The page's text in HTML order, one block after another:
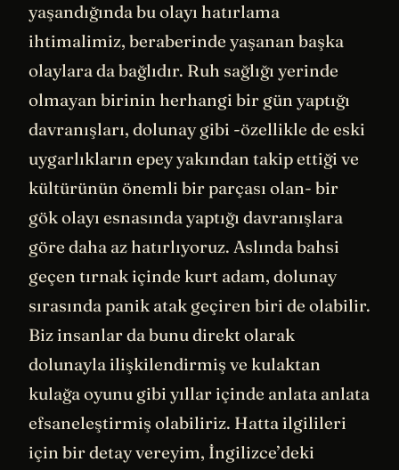
yaşandığında bu olayı hatırlama
ihtimalimiz, beraberinde yaşanan başka
olaylara da bağlıdır. Ruh sağlığı yerinde
olmayan birinin herhangi bir gün yaptığı
davranışları, dolunay gibi -özellikle de eski
uygarlıkların epey yakından takip ettiği ve
kültürünün önemli bir parçası olan- bir
gök olayı esnasında yaptığı davranışlara
göre daha az hatırlıyoruz. Aslında bahsi
geçen tırnak içinde kurt adam, dolunay
sırasında panik atak geçiren biri de olabilir.
Biz insanlar da bunu direkt olarak
dolunayla ilişkilendirmiş ve kulaktan
kulağa oyunu gibi yıllar içinde anlata anlata
efsaneleştirmiş olabiliriz. Hatta ilgilileri
için bir detay vereyim, İngilizce’deki